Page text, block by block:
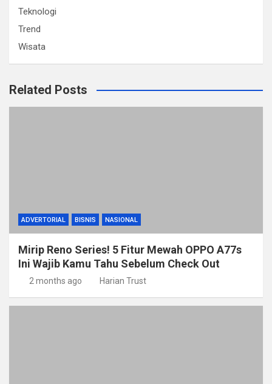
Teknologi
Trend
Wisata
Related Posts
ADVERTORIAL BISNIS NASIONAL
Mirip Reno Series! 5 Fitur Mewah OPPO A77s
Ini Wajib Kamu Tahu Sebelum Check Out
2 months ago Harian Trust